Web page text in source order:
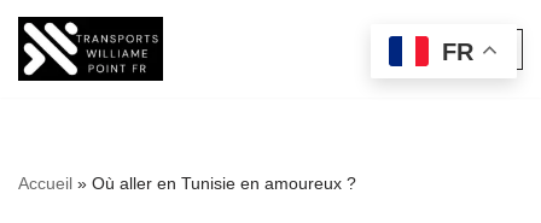
Aller
Accueil » Où aller en Tunisie en amoureux ?
FR